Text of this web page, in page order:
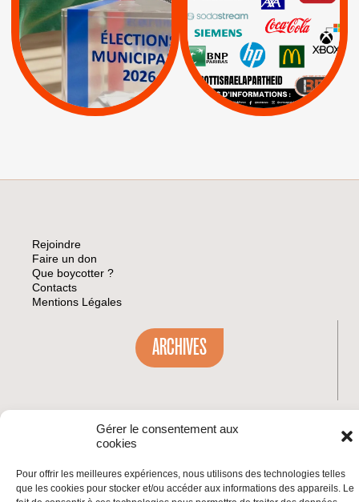
Gérer le consentement aux
cookies
Pour offrir les meilleures expériences, nous utilisons des technologies telles
que les cookies pour stocker et/ou accéder aux informations des appareils. Le
APPELS | Actus |
Espaces Sans
Apartheid
| Lettres d'interpellation
Keter |
Livres et brochures |
Mehadrin | PUMA
Sodastream |
Visuels, tracts,
affiches,...
Rejoindre
Faire un don
Que boycotter ?
Contacts
Mentions Légales
ARCHIVES
INSCRIVEZ-VOUS À LA NEWSLETTER
Inscrivez-vous à la Newsletter
Email